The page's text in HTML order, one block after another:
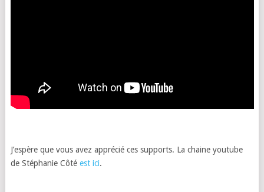
J’espère que vous avez apprécié ces supports. La chaine youtube
de Stéphanie Côté est ici.